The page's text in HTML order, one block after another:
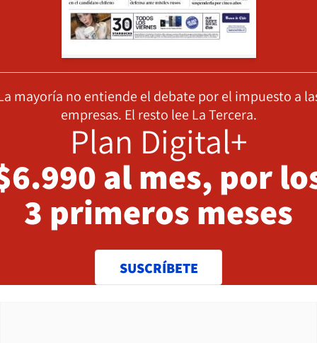
mayoría no entiende el debate por el impuesto a
empresas. El resto lee La Tercera.
Plan Digital+
al mes, por
3 primeros meses
SUSCRÍBETE